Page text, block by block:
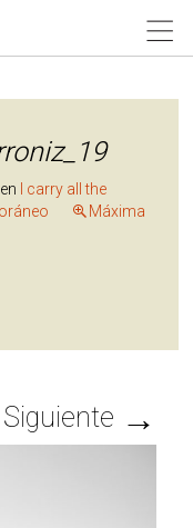
en
I carry all the
Máxima
Siguiente →